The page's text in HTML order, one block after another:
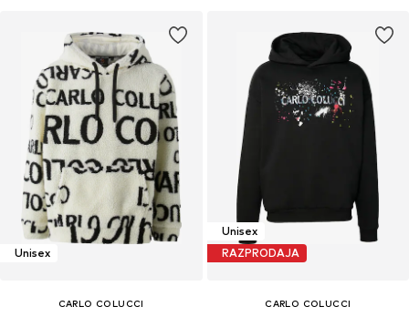
Unisex
CARLO COLUCCI
Unisex
RAZPRODAJA
CARLO COLUCCI